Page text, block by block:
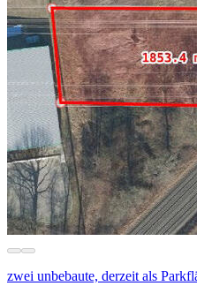
zwei unbebaute, derzeit als